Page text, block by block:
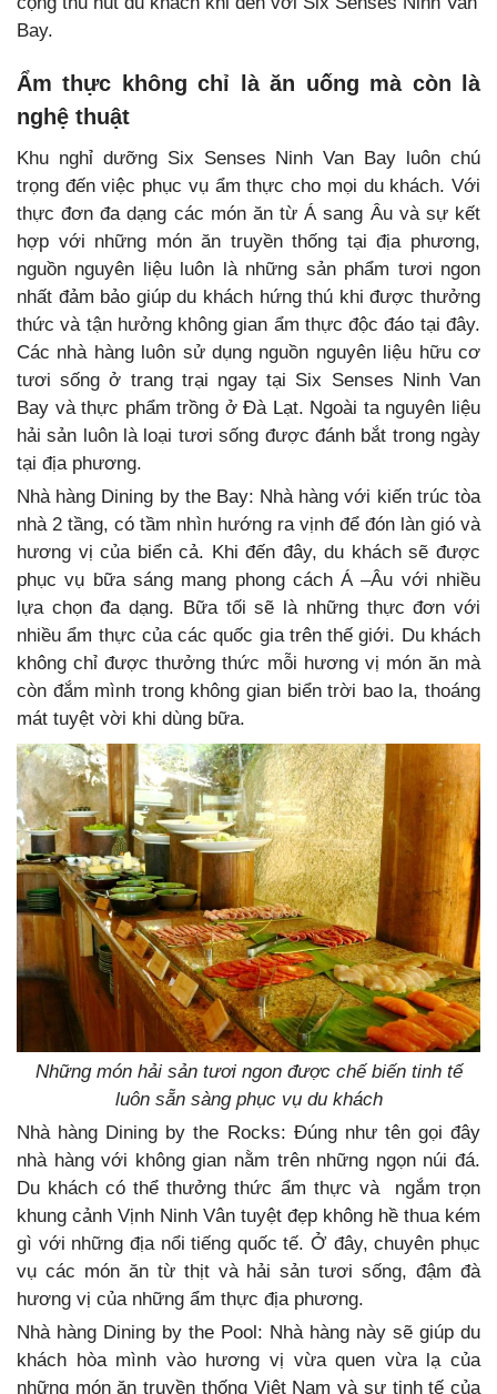
Bay.
Ẩm thực không chỉ là ăn uống mà còn là
nghệ thuật
Khu nghỉ dưỡng Six Senses Ninh Van Bay luôn chú
trọng đến việc phục vụ ẩm thực cho mọi du khách. Với
thực đơn đa dạng các món ăn từ Á sang Âu và sự kết
hợp với những món ăn truyền thống tại địa phương,
nguồn nguyên liệu luôn là những sản phẩm tươi ngon
nhất đảm bảo giúp du khách hứng thú khi được thưởng
thức và tận hưởng không gian ẩm thực độc đáo tại đây.
Các nhà hàng luôn sử dụng nguồn nguyên liệu hữu cơ
tươi sống ở trang trại ngay tại Six Senses Ninh Van
Bay và thực phẩm trồng ở Đà Lạt. Ngoài ta nguyên liệu
hải sản luôn là loại tươi sống được đánh bắt trong ngày
tại địa phương.
Nhà hàng Dining by the Bay: Nhà hàng với kiến trúc tòa
nhà 2 tầng, có tầm nhìn hướng ra vịnh để đón làn gió và
hương vị của biển cả. Khi đến đây, du khách sẽ được
phục vụ bữa sáng mang phong cách Á –Âu với nhiều
lựa chọn đa dạng. Bữa tối sẽ là những thực đơn với
nhiều ẩm thực của các quốc gia trên thế giới. Du khách
không chỉ được thưởng thức mỗi hương vị món ăn mà
còn đắm mình trong không gian biển trời bao la, thoáng
mát tuyệt vời khi dùng bữa.
Những món hải sản tươi ngon được chế biến tinh tế
luôn sẵn sàng phục vụ du khách
Nhà hàng Dining by the Rocks: Đúng như tên gọi đây
nhà hàng với không gian nằm trên những ngọn núi đá.
Du khách có thể thưởng thức ẩm thực và ngắm trọn
khung cảnh Vịnh Ninh Vân tuyệt đẹp không hề thua kém
gì với những địa nổi tiếng quốc tế. Ở đây, chuyên phục
vụ các món ăn từ thịt và hải sản tươi sống, đậm đà
hương vị của những ẩm thực địa phương.
Nhà hàng Dining by the Pool: Nhà hàng này sẽ giúp du
khách hòa mình vào hương vị vừa quen vừa lạ của
những món ăn truyền thống Việt Nam và sự tinh tế của